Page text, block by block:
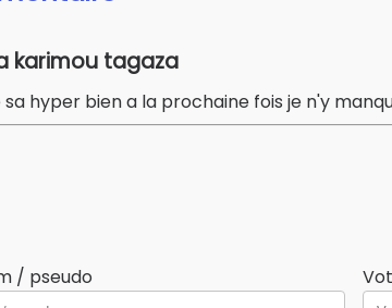
karimou tagaza
hyper bien a la prochaine fois je n'y
/ pseudo